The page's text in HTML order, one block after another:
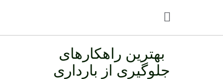
بهترین راهکارهای
جلوگیری از بارداری